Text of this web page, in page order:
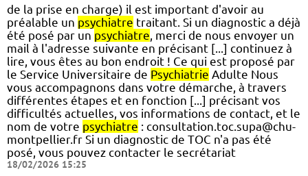
de la prise en charge) il est important d'avoir au
préalable un psychiatre traitant. Si un diagnostic a déjà
été posé par un psychiatre, merci de nous envoyer un
mail à l'adresse suivante en précisant [...] continuez à
lire, vous êtes au bon endroit ! Ce qui est proposé par
le Service Universitaire de Psychiatrie Adulte Nous
vous accompagnons dans votre démarche, à travers
différentes étapes et en fonction [...] précisant vos
difficultés actuelles, vos informations de contact, et le
nom de votre psychiatre : consultation.toc.supa@chu-
montpellier.fr Si un diagnostic de TOC n'a pas été
posé, vous pouvez contacter le secrétariat
18/02/2026 15:25